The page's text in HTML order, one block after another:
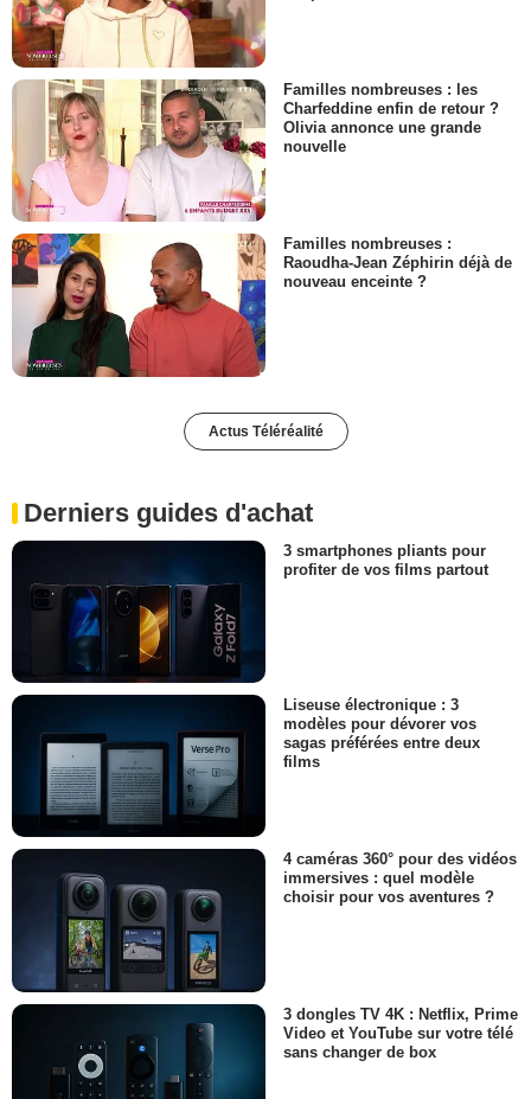
Familles nombreuses : les
Charfeddine enfin de retour ?
Olivia annonce une grande
nouvelle
Familles nombreuses :
Raoudha-Jean Zéphirin déjà de
nouveau enceinte ?
Actus Téléréalité
Derniers guides d'achat
3 smartphones pliants pour
profiter de vos films partout
Liseuse électronique : 3
modèles pour dévorer vos
sagas préférées entre deux
films
4 caméras 360° pour des vidéos
immersives : quel modèle
choisir pour vos aventures ?
3 dongles TV 4K : Netflix, Prime
Video et YouTube sur votre télé
sans changer de box